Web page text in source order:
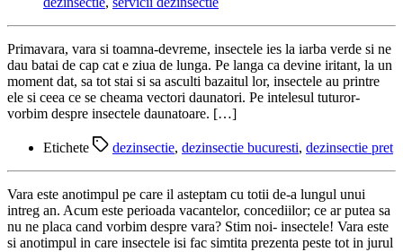
Primavara, vara si toamna-devreme, insectele ies la iarba verde si ne
dau batai de cap cat e ziua de lunga. Pe langa ca devine iritant, la un
moment dat, sa tot stai si sa asculti bazaitul lor, insectele au printre
ele si ceea ce se cheama vectori daunatori. Pe intelesul tuturor-
vorbim despre insectele daunatoare. […]
Etichete dezinsectie, dezinsectie bucuresti, dezinsectie pret
Vara este anotimpul pe care il asteptam cu totii de-a lungul unui
intreg an. Acum este perioada vacantelor, concediilor; ce ar putea sa
nu ne placa cand vorbim despre vara? Stim noi- insectele! Vara este
si anotimpul in care insectele isi fac simtita prezenta peste tot in jurul